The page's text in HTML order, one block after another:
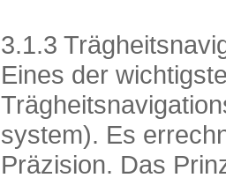
3.1.3
Eines der
system). Es
Präzision. Das